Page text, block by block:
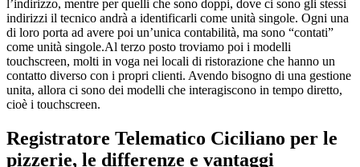
l’indirizzo, mentre per quelli che sono doppi, dove ci sono gli stessi
indirizzi il tecnico andrà a identificarli come unità singole. Ogni una
di loro porta ad avere poi un’unica contabilità, ma sono “contati”
come unità singole.Al terzo posto troviamo poi i modelli
touchscreen, molti in voga nei locali di ristorazione che hanno un
contatto diverso con i propri clienti. Avendo bisogno di una gestione
unita, allora ci sono dei modelli che interagiscono in tempo diretto,
cioè i touchscreen.
Registratore Telematico Ciciliano per le
pizzerie, le differenze e vantaggi